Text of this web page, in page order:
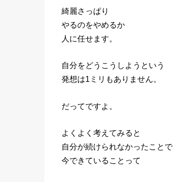
綺麗さっぱり
やるのをやめるか
人に任せます。
自分をどうこうしようという
発想は1ミリもありません。
だってですよ。
よくよく考えてみると
自分が続けられなかったことで
今できていることって